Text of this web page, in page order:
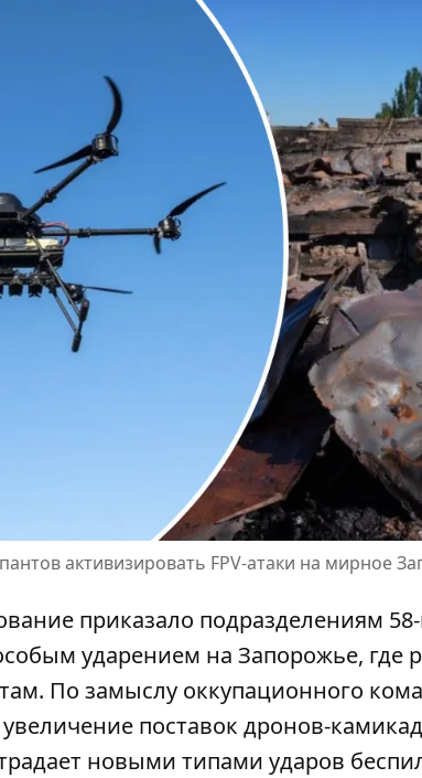
активизировать FPV-атаки на мирное
приказало подразделениям
ударением на Запорожье, где
. По замыслу оккупационного
поставок дронов-
новыми типами ударов